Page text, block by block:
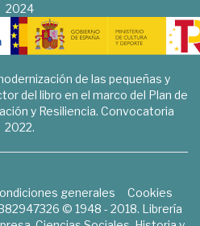
2024
de las pequeñas y
del libro en el marco del Plan de
y Resiliencia. Convocatoria
2022.
generales
Cookies
© 1948 - 2018. Librería